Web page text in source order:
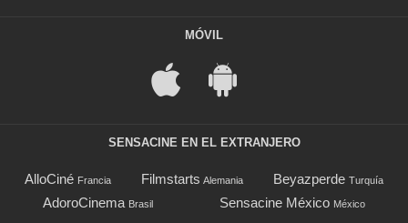
MÓVIL
SENSACINE EN EL EXTRANJERO
AlloCiné Francia Filmstarts Alemania Beyazperde Turquía
AdoroCinema Brasil Sensacine México México